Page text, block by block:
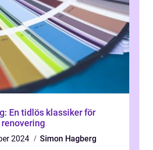
En tidlös klassiker för
2024
Simon Hagberg